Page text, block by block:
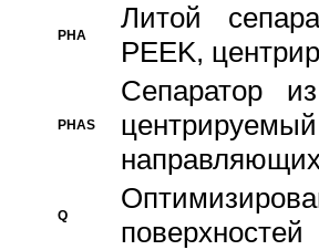
PHA
Литой
PEEK,
PHAS
Сепаратор
Q
поверхностей